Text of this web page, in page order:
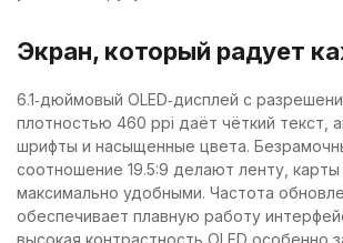
Экран, который радует
6.1‑дюймовый OLED‑дисплей с
плотностью 460 ppi даёт чёткий текст,
шрифты и насыщенные цвета.
соотношение 19.5:9 делают ленту,
максимально удобными. Частота
обеспечивает плавную работу